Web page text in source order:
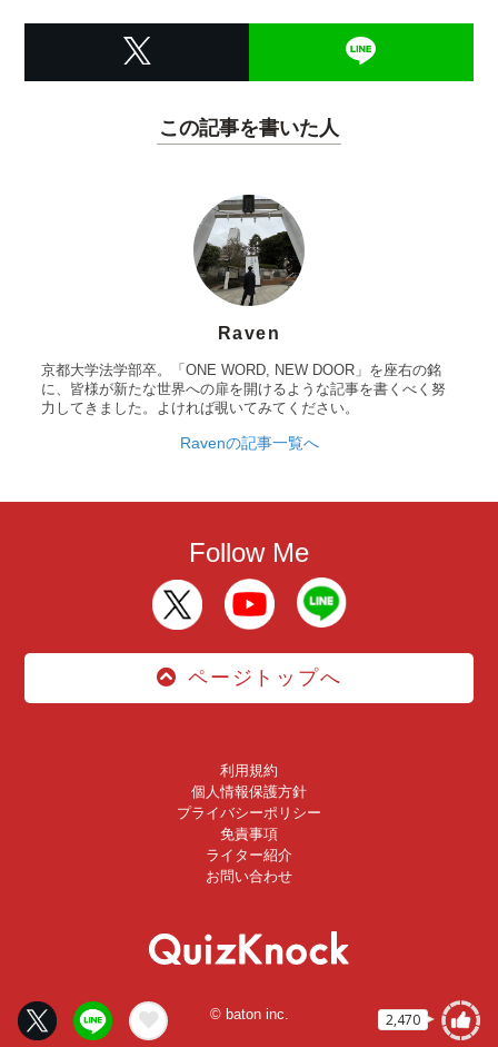
2,470
この記事を書いた人
Raven
京都大学法学部卒。「ONE WORD, NEW DOOR」を座右の銘
に、皆様が新たな世界への扉を開けるような記事を書くべく努
力してきました。よければ覗いてみてください。
Ravenの記事一覧へ
Follow Me
ページトップへ
利用規約
個人情報保護方針
プライバシーポリシー
免責事項
ライター紹介
お問い合わせ
© baton inc.